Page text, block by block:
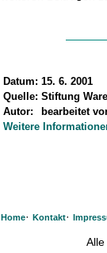
Datum: 15. 6. 2001
Quelle: Stiftung
Autor:
bearbeitet
Weitere
Home· Kontakt·